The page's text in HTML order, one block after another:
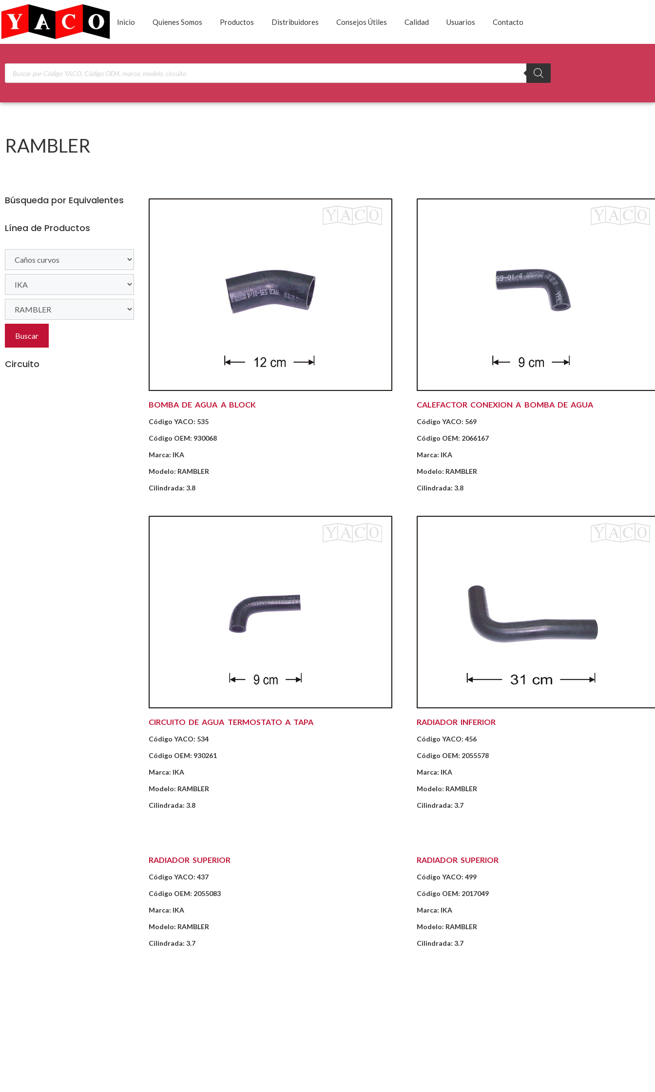
Inicio Quienes Somos Productos Distribuidores Consejos Útiles Calidad Usuarios Contacto
RAMBLER
Búsqueda por Equivalentes
Línea de Productos
Buscar
Circuito
BOMBA DE AGUA A BLOCK
Código YACO: 535
Código OEM: 930068
Marca: IKA
Modelo: RAMBLER
Cilindrada: 3.8
CALEFACTOR CONEXION A BOMBA DE AGUA
Código YACO: 569
Código OEM: 2066167
Marca: IKA
Modelo: RAMBLER
Cilindrada: 3.8
CIRCUITO DE AGUA TERMOSTATO A TAPA
Código YACO: 534
Código OEM: 930261
Marca: IKA
Modelo: RAMBLER
Cilindrada: 3.8
RADIADOR INFERIOR
Código YACO: 456
Código OEM: 2055578
Marca: IKA
Modelo: RAMBLER
Cilindrada: 3.7
RADIADOR SUPERIOR
Código YACO: 437
Código OEM: 2055083
Marca: IKA
Modelo: RAMBLER
Cilindrada: 3.7
RADIADOR SUPERIOR
Código YACO: 499
Código OEM: 2017049
Marca: IKA
Modelo: RAMBLER
Cilindrada: 3.7